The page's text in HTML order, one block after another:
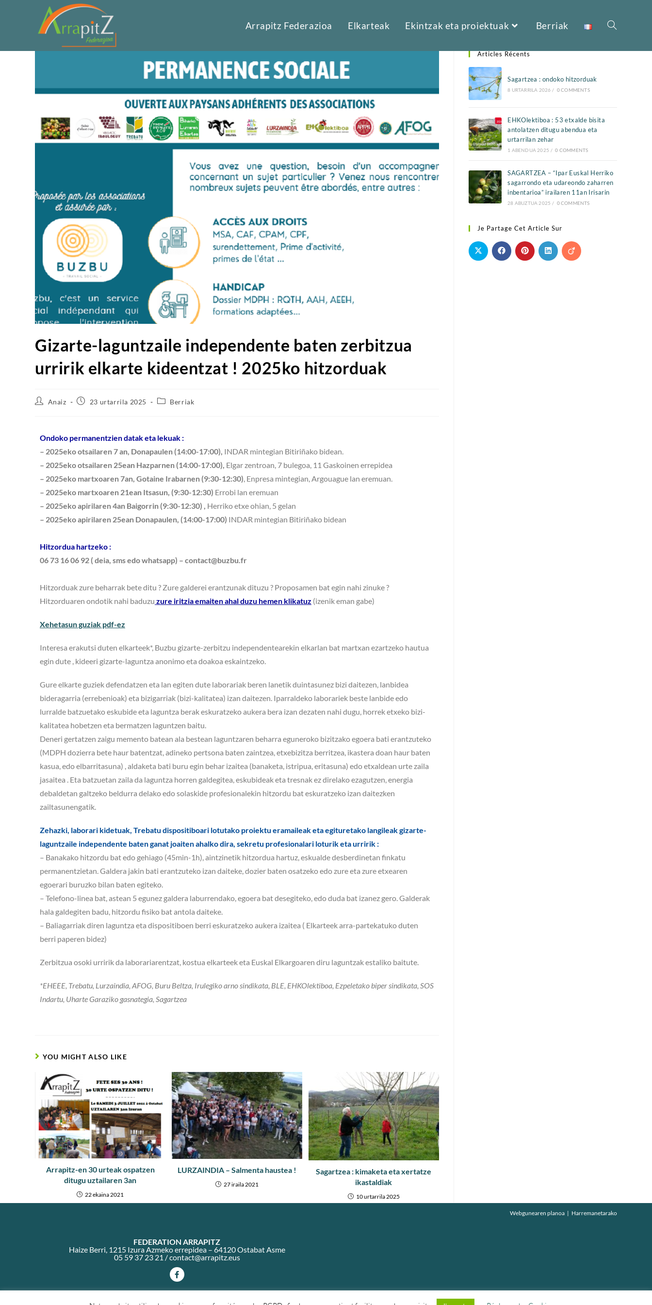
Arrapitz Federazioa Elkarteak Ekintzak eta proiektuak Berriak
Gizarte-laguntzaile independente baten zerbitzua
urririk elkarte kideentzat ! 2025ko hitzorduak
Anaiz 23 urtarrila 2025 Berriak
Ondoko permanentzien datak eta lekuak :
– 2025eko otsailaren 7 an, Donapaulen (14:00-17:00), INDAR mintegian Bitiriñako bidean.
– 2025eko otsailaren 25ean Hazparnen (14:00-17:00), Elgar zentroan, 7 bulegoa, 11 Gaskoinen errepidea
– 2025eko martxoaren 7an, Gotaine Irabarnen (9:30-12:30) , Enpresa mintegian, Argouague lan eremuan.
– 2025eko martxoaren 21ean Itsasun, (9:30-12:30) Errobi lan eremuan
– 2025eko apirilaren 4an Baigorrin (9:30-12:30) , Herriko etxe ohian, 5 gelan
– 2025eko apirilaren 25ean Donapaulen, (14:00-17:00) INDAR mintegian Bitiriñako bidean
Hitzordua hartzeko :
06 73 16 06 92 ( deia, sms edo whatsapp) – contact@buzbu.fr
Hitzorduak zure beharrak bete ditu ? Zure galderei erantzunak dituzu ? Proposamen bat egin nahi zinuke ?
Hitzorduaren ondotik nahi baduzu zure iritzia emaiten ahal duzu hemen klikatuz (izenik eman gabe)
Xehetasun guziak pdf-ez
Interesa erakutsi duten elkarteek*, Buzbu gizarte-zerbitzu independentearekin elkarlan bat martxan ezartzeko hautua
egin dute , kideeri gizarte-laguntza anonimo eta doakoa eskaintzeko.
Gure elkarte guziek defendatzen eta lan egiten dute laborariak beren lanetik duintasunez bizi daitezen, lanbidea
bideragarria (errebenioak) eta bizigarriak (bizi-kalitatea) izan daitezen. Iparraldeko laborariek beste lanbide edo
lurralde batzuetako eskubide eta laguntza berak eskuratzeko aukera bera izan dezaten nahi dugu, horrek etxeko bizi-
kalitatea hobetzen eta bermatzen laguntzen baitu.
Deneri gertatzen zaigu memento batean ala bestean laguntzaren beharra eguneroko bizitzako egoera bati erantzuteko
(MDPH dozierra bete haur batentzat, adineko pertsona baten zaintzea, etxebizitza berritzea, ikastera doan haur baten
kasua, edo elbarritasuna) , aldaketa bati buru egin behar izaitea (banaketa, istripua, eritasuna) edo etxaldean urte zaila
jasaitea . Eta batzuetan zaila da laguntza horren galdegitea, eskubideak eta tresnak ez direlako ezagutzen, energia
debaldetan galtzeko beldurra delako edo solaskide profesionalekin hitzordu bat eskuratzeko izan daitezken
zailtasunengatik.
Zehazki, laborari kidetuak, Trebatu dispositiboari lotutako proiektu eramaileak eta egituretako langileak gizarte-
laguntzaile independente baten ganat joaiten ahalko dira, sekretu profesionalari loturik eta urririk :
– Banakako hitzordu bat edo gehiago (45min-1h), aintzinetik hitzordua hartuz, eskualde desberdinetan finkatu
permanentzietan. Galdera jakin bati erantzuteko izan daiteke, dozier baten osatzeko edo zure eta zure etxearen
egoerari buruzko bilan baten egiteko.
– Telefono-linea bat, astean 5 egunez galdera laburrendako, egoera bat desegiteko, edo duda bat izanez gero. Galderak
hala galdegiten badu, hitzordu fisiko bat antola daiteke.
– Baliagarriak diren laguntza eta dispositiboen berri eskuratzeko aukera izaitea ( Elkarteek arra-partekatuko duten
berri paperen bidez)
Zerbitzua osoki urririk da laborariarentzat, kostua elkarteek eta Euskal Elkargoaren diru laguntzak estaliko baitute.
*EHEEE, Trebatu, Lurzaindia, AFOG, Buru Beltza, Irulegiko arno sindikata, BLE, EHKOlektiboa, Ezpeletako biper sindikata, SOS
Indartu, Uharte Garaziko gasnategia, Sagartzea
YOU MIGHT ALSO LIKE
Arrapitz-en 30 urteak ospatzen
ditugu uztailaren 3an
22 ekaina 2021
LURZAINDIA – Salmenta haustea !
27 iraila 2021
Sagartzea : kimaketa eta xertatze
ikastaldiak
10 urtarrila 2025
Articles Récents
Sagartzea : ondoko hitzorduak
8 URTARRILA 2026 / 0 COMMENTS
EHKOlektiboa : 53 etxalde bisita
antolatzen ditugu abendua eta
urtarrilan zehar
1 ABENDUA 2025 / 0 COMMENTS
SAGARTZEA – “Ipar Euskal Herriko
sagarrondo eta udareondo zaharren
inbentarioa” irailaren 11an Irisarin
28 ABUZTUA 2025 / 0 COMMENTS
Je Partage Cet Article Sur
Webgunearen planoa Harremanetarako
FEDERATION ARRAPITZ
Haize Berri, 1215 Izura Azmeko errepidea – 64120 Ostabat Asme
05 59 37 23 21 /contact@arrapitz.eus
Webgunearen planoa
Harremanetarako